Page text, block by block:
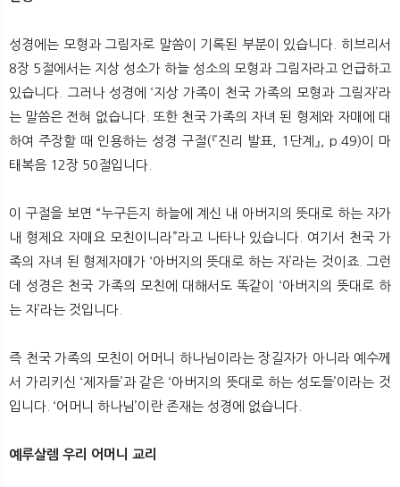
성경에는 모형과 그림자로 말씀이 기록된 부분이 있습니다. 히브리서
8장 5절에서는 지상 성소가 하늘 성소의 모형과 그림자라고 언급하고
있습니다. 그러나 성경에 ‘지상 가족이 천국 가족의 모형과 그림자’라
는 말씀은 전혀 없습니다. 또한 천국 가족의 자녀 된 형제와 자매에 대
하여 주장할 때 인용하는 성경 구절(『진리 발표, 1단계』, p.49)이 마
태복음 12장 50절입니다.
이 구절을 보면 “누구든지 하늘에 계신 내 아버지의 뜻대로 하는 자가
내 형제요 자매요 모친이니라”라고 나타나 있습니다. 여기서 천국 가
족의 자녀 된 형제자매가 ‘아버지의 뜻대로 하는 자’라는 것이죠. 그런
데 성경은 천국 가족의 모친에 대해서도 똑같이 ‘아버지의 뜻대로 하
는 자’라는 것입니다.
즉 천국 가족의 모친이 어머니 하나님이라는 장길자가 아니라 예수께
서 가리키신 ‘제자들’과 같은 ‘아버지의 뜻대로 하는 성도들’이라는 것
입니다. ‘어머니 하나님’이란 존재는 성경에 없습니다.​
예루살렘 우리 어머니 교리